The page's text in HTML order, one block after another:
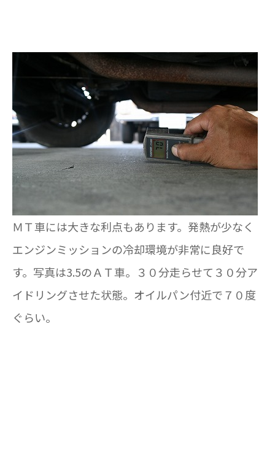
ＭＴ車には大きな利点もあります。発熱が少なく
エンジンミッションの冷却環境が非常に良好で
す。写真は3.5のＡＴ車。３０分走らせて３０分ア
イドリングさせた状態。オイルパン付近で７０度
ぐらい。